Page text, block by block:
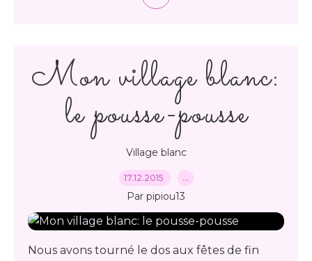
Mon village blanc:
le pousse-pousse
Village blanc
17.12.2015 …
Par pipiou13
Nous avons tourné le dos aux fêtes de fin